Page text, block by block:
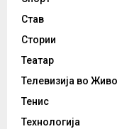
Став
Стории
Театар
Телевизија во Живо
Тенис
Технологија